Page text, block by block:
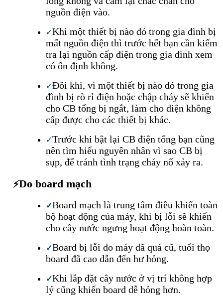
nguồn điện vào.
✓Khi một thiết bị nào đó trong gia đình bị
mất nguồn điện thì trước hết bạn cần kiểm
tra lại nguồn cấp điện trong gia đình xem
có ổn định không.
✓Đôi khi, vì một thiết bị nào đó trong gia
đình bị rò rỉ điện hoặc chập cháy sẽ khiến
cho CB tổng bị ngắt, làm cho điện không
cấp được cho các thiết bị khác.
✓Trước khi bật lại CB điện tổng bạn cũng
nên tìm hiểu nguyên nhân vì sao CB bị
sụp, để tránh tình trạng cháy nổ xảy ra.
⚡Do board mạch
✓Board mạch là trung tâm điều khiển toàn
bộ hoạt động của máy, khi bị lỗi sẽ khiến
cho cây nước ngưng hoạt động hoàn toàn.
✓Board bị lỗi do máy đã quá cũ, tuổi thọ
board đã cao dẫn đến hư hỏng.
✓Khi lắp đặt cây nước ở vị trí không hợp
lý cũng khiến board dễ hỏng hơn.